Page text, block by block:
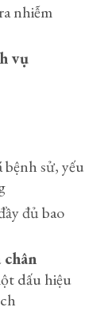
nhiễm
vụ
bệnh sử, yếu
đủ bao
dấu hiệu